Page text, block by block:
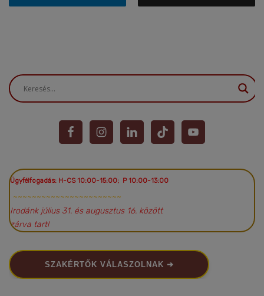
Ügyfélfogadás: H-CS 10:00-15:00; P 10:00-13:00
~~~~~~~~~~~~~~~~~~~~~~~
Irodánk július 31. és augusztus 16. között
zárva tart!
SZAKÉRTŐK VÁLASZOLNAK ➔